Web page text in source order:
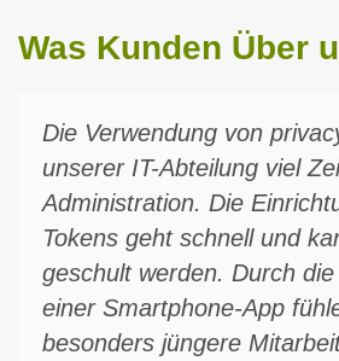
Was Kunden Über
Die Verwendung von
unserer IT-Abteilung viel
Administration. Die
Tokens geht schnell und
geschult werden. Durch
einer Smartphone-App
besonders jüngere